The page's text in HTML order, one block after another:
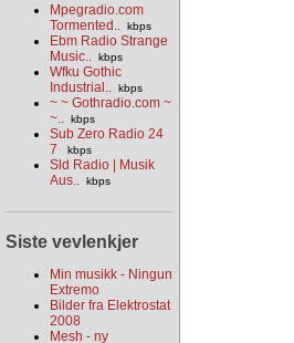
Mpegradio.com
Tormented.. kbps
Ebm Radio Strange
Music.. kbps
Wfku Gothic
Industrial.. kbps
~ ~ Gothradio.com ~
~.. kbps
Sub Zero Radio 24
7
kbps
Sld Radio | Musik
Aus.. kbps
Siste vevlenkjer
Min musikk - Ningun
Extremo
Bilder fra Elektrostat
2008
Mesh - ny